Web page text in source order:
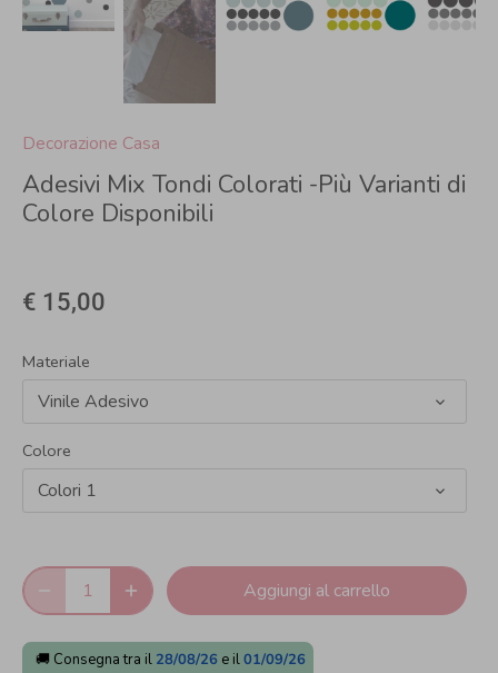
Decorazione Casa
Adesivi Mix Tondi Colorati -Più Varianti di
Colore Disponibili
€ 15,00
Materiale
Vinile Adesivo
Colore
Colori 1
Aggiungi al carrello
🚚 Consegna tra il 28/08/26 e il01/09/26